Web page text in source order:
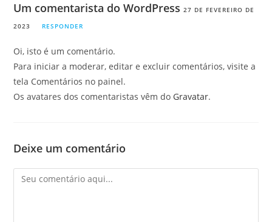
Um comentarista do WordPress 27 DE FEVEREIRO DE
2023
RESPONDER
Oi, isto é um comentário.
Para iniciar a moderar, editar e excluir comentários, visite a
tela Comentários no painel.
Os avatares dos comentaristas vêm do Gravatar.
Deixe um comentário